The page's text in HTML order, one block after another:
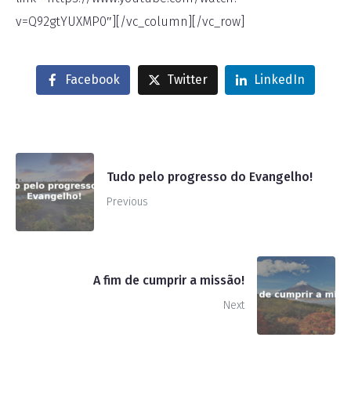
v=Q92gtYUXMP0″][/vc_column][/vc_row]
Facebook Twitter LinkedIn
Tudo pelo progresso do Evangelho!
Previous
A fim de cumprir a missão!
Next